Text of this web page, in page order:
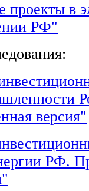
в
РФ"
версия"
РФ.